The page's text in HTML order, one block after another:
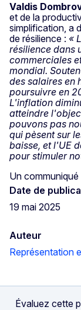
Valdis
et de la
simplification, a
de résilience : «
résilience dans
commerciales
mondial.
des salaires en
poursuivre en
L'inflation
atteindre
pouvons pas
qui pèsent sur
baisse, et l'UE
pour stimuler
Un
Date de
19 mai 2025
Auteur
Représentation
Évaluez cette